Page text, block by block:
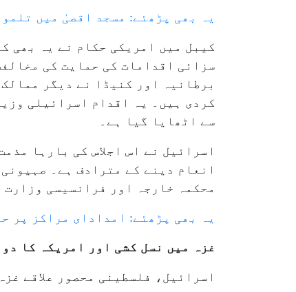
یہ بھی پڑھئے: مسجد اقصیٰ میں
کیبل میں امریکی حکام نے یہ بھی
کردی ہیں۔ یہ اقدام اسرائیلی
سے اٹھایا گیا ہے۔
انعام دینے کے مترادف ہے۔
محکمہ خارجہ اور فرانسیسی
یہ بھی پڑھئے: امدادای مراکز پر
غزہ میں نسل کشی اور امریکہ کا